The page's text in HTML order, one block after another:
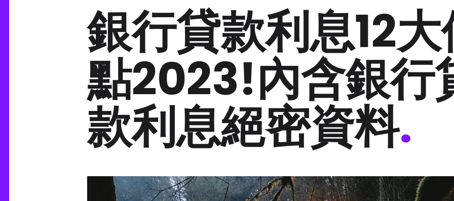
銀行貸款利息12
點2023!內含銀行
款利息絕密資料.